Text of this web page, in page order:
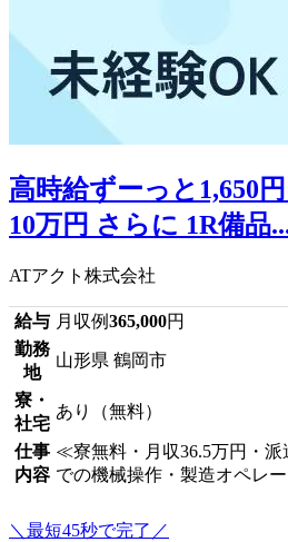
高時給ずーっと1,650
10万円 さらに 1R備品
ATアクト株式会社
給与 月収例365,000円
勤務
地
山形県 鶴岡市
寮・
社宅
あり（無料）
仕事
内容
≪寮無料・月収36.5万円・
での機械操作・製造オペレ
＼最短45秒で完了／